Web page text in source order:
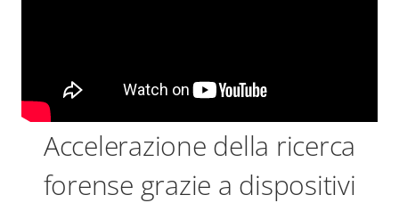
Accelerazione della ricerca
forense grazie a dispositivi